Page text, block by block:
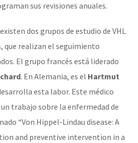
sus revisiones anuales.
dos grupos de estudio de VHL
que realizan el seguimiento
El grupo francés está liderado
. En Alemania, es el Hartmut
esta labor. Este médico
trabajo sobre la enfermedad de
“Von Hippel-Lindau disease: A
and preventive intervention in a